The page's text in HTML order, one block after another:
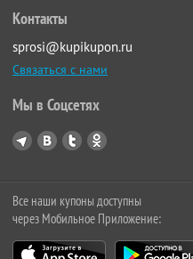
Контакты
sprosi@kupikupon.ru
Связаться с нами
Мы в Соцсетях
Все наши купоны доступны
через Мобильное Приложение: